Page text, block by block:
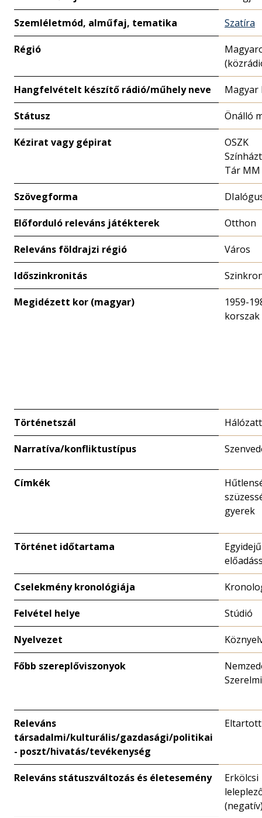
Szemléletmód, alműfaj, tematika Szatíra
Régió
Hangfelvételt készítő rádió/műhely neve Magyar
Státusz Önálló
Kézirat vagy gépirat
OSZK
Tár MM
Szövegforma
Előforduló releváns játékterek Otthon
Releváns földrajzi régió Város
Időszinkronitás
Megidézett kor (magyar)
1959-
korszak
Történetszál
Narratíva/konfliktustípus
Címkék
gyerek
Történet időtartama
Cselekmény kronológiája
Felvétel helye Stúdió
Nyelvezet
Főbb szereplőviszonyok
Releváns
társadalmi/kulturális/gazdasági/politikai
- poszt/hivatás/tevékenység
Releváns státuszváltozás és életesemény
Erkölcsi